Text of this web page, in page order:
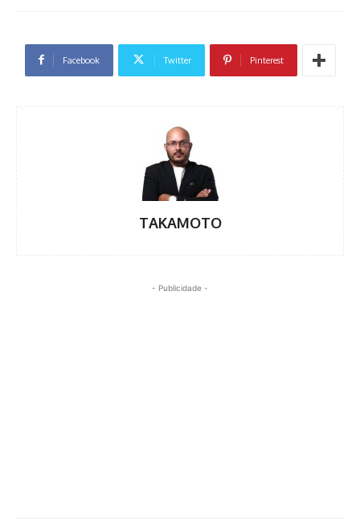
Facebook Twitter Pinterest
TAKAMOTO
- Publicidade -